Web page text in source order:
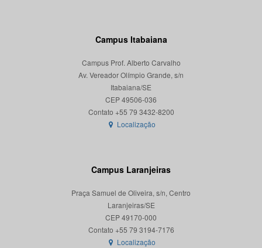
Campus Itabaiana
Campus Prof. Alberto Carvalho
Av. Vereador Olímpio Grande, s/n
Itabaiana/SE
CEP 49506-036
Localização
Campus Laranjeiras
Praça Samuel de Oliveira, s/n, Centro
Laranjeiras/SE
CEP 49170-000
Localização